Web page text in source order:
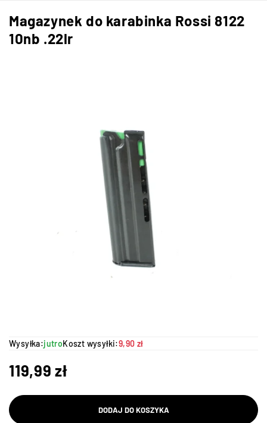
Magazynek do karabinka Rossi 8122
10nb .22lr
Wysyłka:jutroKoszt wysyłki:9,90 zł
119,99zł
DODAJ DO KOSZYKA